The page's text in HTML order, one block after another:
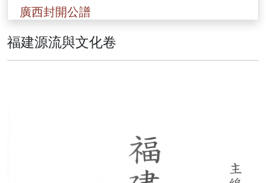
廣西封開公譜
香港劉氏總譜(一九○八)年
新界粉嶺區馬尾吓簡頭村劉氏族譜
福建源流與文化卷